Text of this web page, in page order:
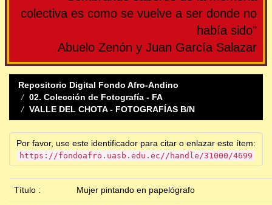
colectiva es como se vuelve a ser donde no
había sido"
Abuelo Zenón y Juan García Salazar
Repositorio Digital Fondo Afro-Andino
02. Colección de Fotografía - FA
VALLE DEL CHOTA - FOTOGRAFÍAS B/N
Por favor, use este identificador para citar o enlazar este ítem:
https://fondoafro.uasb.edu.ec//handle/31000/4699
Título : Mujer pintando en papelógrafo